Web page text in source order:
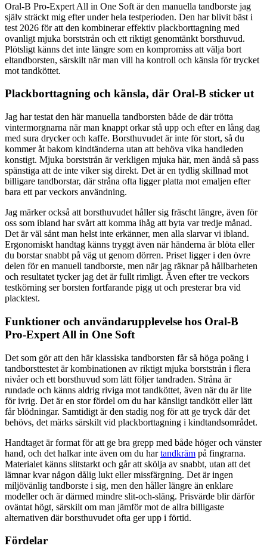
Oral-B Pro-Expert All in One Soft är den manuella tandborste jag
själv sträckt mig efter under hela testperioden. Den har blivit bäst i
test 2026 för att den kombinerar effektiv plackborttagning med
ovanligt mjuka borststrån och ett riktigt genomtänkt borsthuvud.
Plötsligt känns det inte längre som en kompromiss att välja bort
eltandborsten, särskilt när man vill ha kontroll och känsla för trycket
mot tandköttet.
Plackborttagning och känsla, där Oral-B sticker ut
Jag har testat den här manuella tandborsten både de där trötta
vintermorgnarna när man knappt orkar stå upp och efter en lång dag
med sura drycker och kaffe. Borsthuvudet är inte för stort, så du
kommer åt bakom kindtänderna utan att behöva vika handleden
konstigt. Mjuka borststrån är verkligen mjuka här, men ändå så pass
spänstiga att de inte viker sig direkt. Det är en tydlig skillnad mot
billigare tandborstar, där stråna ofta ligger platta mot emaljen efter
bara ett par veckors användning.
Jag märker också att borsthuvudet håller sig fräscht längre, även för
oss som ibland har svårt att komma ihåg att byta var tredje månad.
Det är väl sånt man helst inte erkänner, men alla slarvar vi ibland.
Ergonomiskt handtag känns tryggt även när händerna är blöta eller
du borstar snabbt på väg ut genom dörren. Priset ligger i den övre
delen för en manuell tandborste, men när jag räknar på hållbarheten
och resultatet tycker jag det är fullt rimligt. Även efter tre veckors
testkörning ser borsten fortfarande pigg ut och presterar bra vid
placktest.
Funktioner och användarupplevelse hos Oral-B
Pro-Expert All in One Soft
Det som gör att den här klassiska tandborsten får så höga poäng i
tandborsttestet är kombinationen av riktigt mjuka borststrån i flera
nivåer och ett borsthuvud som lätt följer tandraden. Stråna är
rundade och känns aldrig riviga mot tandköttet, även när du är lite
för ivrig. Det är en stor fördel om du har känsligt tandkött eller lätt
får blödningar. Samtidigt är den stadig nog för att ge tryck där det
behövs, det märks särskilt vid plackborttagning i kindtandsområdet.
Handtaget är format för att ge bra grepp med både höger och vänster
hand, och det halkar inte även om du hartandkräm på fingrarna.
Materialet känns slitstarkt och går att skölja av snabbt, utan att det
lämnar kvar någon dålig lukt eller missfärgning. Det är ingen
miljövänlig tandborste i sig, men den håller längre än enklare
modeller och är därmed mindre slit-och-släng. Prisvärde blir därför
oväntat högt, särskilt om man jämför mot de allra billigaste
alternativen där borsthuvudet ofta ger upp i förtid.
Fördelar